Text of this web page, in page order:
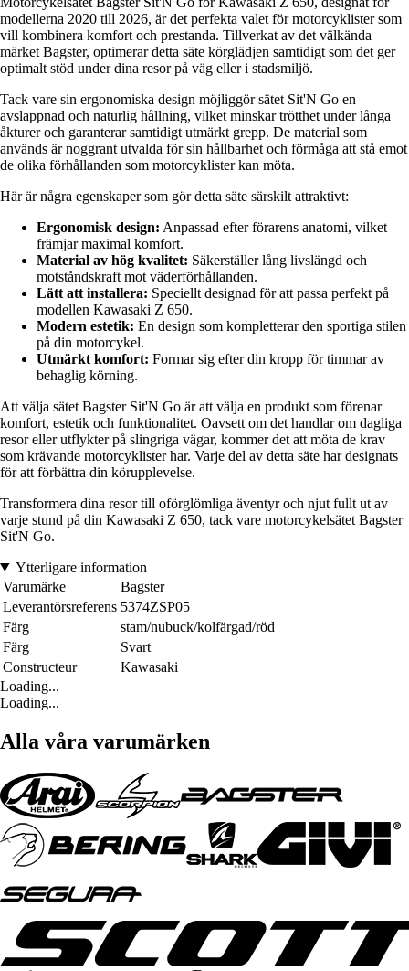
modellerna 2020 till 2026, är det perfekta valet för motorcyklister som
vill kombinera komfort och prestanda. Tillverkat av det välkända
märket Bagster, optimerar detta säte körglädjen samtidigt som det ger
optimalt stöd under dina resor på väg eller i stadsmiljö.
Tack vare sin ergonomiska design möjliggör sätet Sit'N Go en
avslappnad och naturlig hållning, vilket minskar trötthet under långa
åkturer och garanterar samtidigt utmärkt grepp. De material som
används är noggrant utvalda för sin hållbarhet och förmåga att stå emot
de olika förhållanden som motorcyklister kan möta.
Här är några egenskaper som gör detta säte särskilt attraktivt:
Ergonomisk design: Anpassad efter förarens anatomi, vilket
främjar maximal komfort.
Material av hög kvalitet: Säkerställer lång livslängd och
motståndskraft mot väderförhållanden.
Lätt att installera: Speciellt designad för att passa perfekt på
modellen Kawasaki Z 650.
Modern estetik: En design som kompletterar den sportiga stilen
på din motorcykel.
Utmärkt komfort: Formar sig efter din kropp för timmar av
behaglig körning.
Att välja sätet Bagster Sit'N Go är att välja en produkt som förenar
komfort, estetik och funktionalitet. Oavsett om det handlar om dagliga
resor eller utflykter på slingriga vägar, kommer det att möta de krav
som krävande motorcyklister har. Varje del av detta säte har designats
för att förbättra din körupplevelse.
Transformera dina resor till oförglömliga äventyr och njut fullt ut av
varje stund på din Kawasaki Z 650, tack vare motorcykelsätet Bagster
Sit'N Go.
Ytterligare information
Varumärke
Bagster
Leverantörsreferens 5374ZSP05
Färg
stam/nubuck/kolfärgad/röd
Färg
Svart
Constructeur
Kawasaki
Loading...
Loading...
Alla våra varumärken